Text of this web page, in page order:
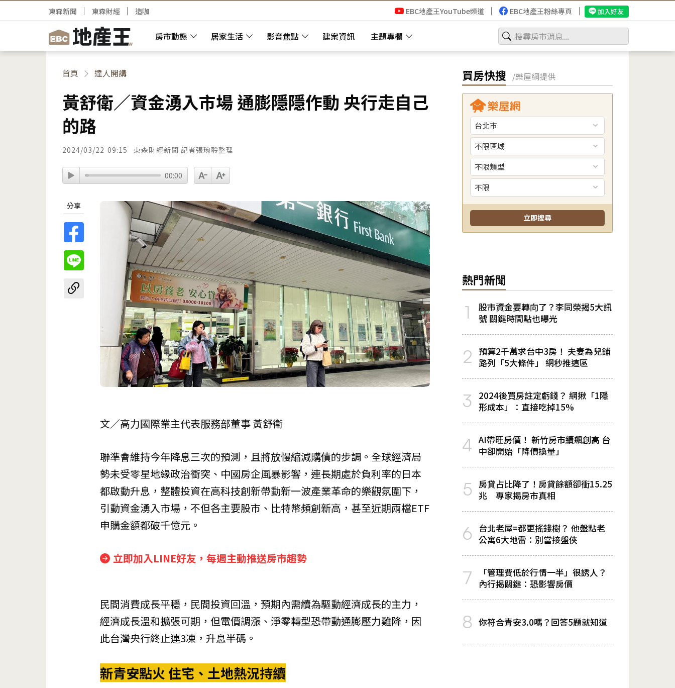
房市動態 居家生活 影音焦點 建案資訊 主題專欄
東森新聞 東森財經 造咖 EBC地產王YouTube頻道 EBC地產王粉絲專頁 加入好友
首頁 達人開講
黃舒衛／資金湧入市場 通膨隱隱作動 央行走自己
的路
2024/03/22 09:15 東森財經新聞 記者張琬聆整理
00:00
分享
文／高力國際業主代表服務部董事 黃舒衛
聯準會維持今年降息三次的預測，且將放慢縮減購債的步調。全球經濟局
勢未受零星地緣政治衝突、中國房企風暴影響，連長期處於負利率的日本
都啟動升息，整體投資在高科技創新帶動新一波產業革命的樂觀氛圍下，
引動資金湧入市場，不但各主要股市、比特幣頻創新高，甚至近期兩檔ETF
申購金額都破千億元。
立即加入LINE好友，每週主動推送房市趨勢
民間消費成長平穩，民間投資回溫，預期內需續為驅動經濟成長的主力，
經濟成長溫和擴張可期，但電價調漲、淨零轉型恐帶動通膨壓力難降，因
此台灣央行終止連3凍，升息半碼。
新青安點火 住宅、土地熱況持續
買房快搜 /樂屋網提供
熱門新聞
1
股市資金要轉向了？李同榮揭5大訊
號 關鍵時間點也曝光
2 預算2千萬求台中3房！ 夫妻為兒鋪
路列「5大條件」 網秒推這區
3
2024後買房註定虧錢？ 網揪「1隱
形成本」：直接吃掉15%
4 AI帶旺房價！ 新竹房市續飆創高 台
中卻開始「降價換量」
5 房貸占比降了！房貸餘額卻衝15.25
兆 專家揭房市真相
6
台北老屋=都更搖錢樹？ 他盤點老
公寓6大地雷：別當接盤俠
7
「管理費低於行情一半」很誘人？
內行揭關鍵：恐影響房價
8 你符合青安3.0嗎？回答5題就知道